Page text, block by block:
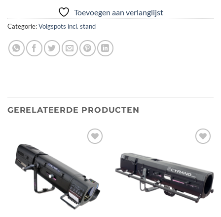
Toevoegen aan verlanglijst
Categorie:Volgspots incl. stand
GERELATEERDE PRODUCTEN
verlanglijst